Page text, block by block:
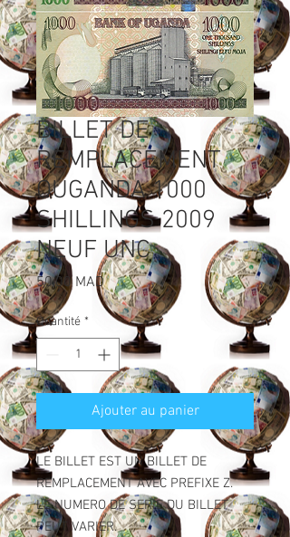
BILLET DE
REMPLACEMENT
OUGANDA 1000
SHILLINGS 2009
NEUF UNC
50,00 MADPrix
Quantité *
Ajouter au panier
LE BILLET EST UN BILLET DE
REMPLACEMENT AVEC PREFIXE Z.
LE NUMERO DE SERIE DU BILLET
PEUT VARIER.